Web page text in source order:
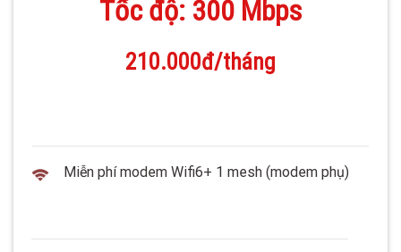
Tốc độ: 300 Mbps
210.000đ/tháng
Miễn phí modem Wifi6+ 1 mesh (modem phụ)